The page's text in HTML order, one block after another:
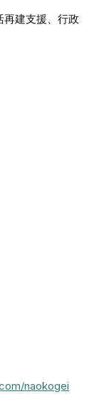
建支援、行政
naokogei